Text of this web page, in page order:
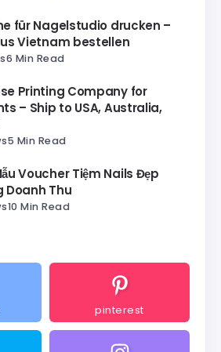
für Nagelstudio drucken –
Vietnam bestellen
6 Min Read
Printing Company for
– Ship to USA, Australia,
5 Min Read
Voucher Tiệm Nails Đẹp
Doanh Thu
10 Min Read
pinterest